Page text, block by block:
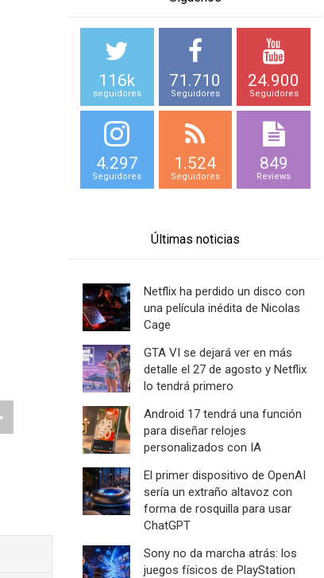
116k
seguidores
71.710
Seguidores
24.900
Seguidores
4.297
Seguidores
1.524
Seguidores
849
Reviews
Últimas noticias
Netflix ha perdido un disco con
una película inédita de Nicolas
Cage
GTA VI se dejará ver en más
detalle el 27 de agosto y Netflix
lo tendrá primero
Android 17 tendrá una función
para diseñar relojes
personalizados con IA
El primer dispositivo de OpenAI
sería un extraño altavoz con
forma de rosquilla para usar
ChatGPT
Sony no da marcha atrás: los
juegos físicos de PlayStation